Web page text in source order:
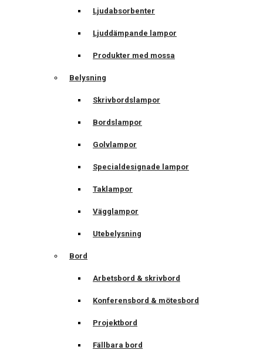
Ljudabsorbenter
Ljuddämpande lampor
Produkter med mossa
Belysning
Skrivbordslampor
Bordslampor
Golvlampor
Specialdesignade lampor
Taklampor
Vägglampor
Utebelysning
Bord
Arbetsbord & skrivbord
Konferensbord & mötesbord
Projektbord
Fällbara bord